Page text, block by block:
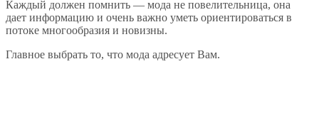
Каждый должен помнить — мода не повелительница, она
дает информацию и очень важно уметь ориентироваться в
потоке многообразия и новизны.
Главное выбрать то, что мода адресует Вам.